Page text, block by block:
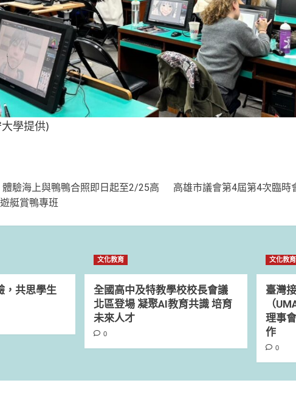
學提供)
驗海上與鴨鴨合照即日起至2/25高
艇賞鴨專班
高雄市議會第4屆第4次臨時
，共思學生
文化教育
全國高中及特教學校校長會議
北區登場 凝聚AI教育共識 培育
未來人才
0
文化教育
臺灣
（
理事
作
0